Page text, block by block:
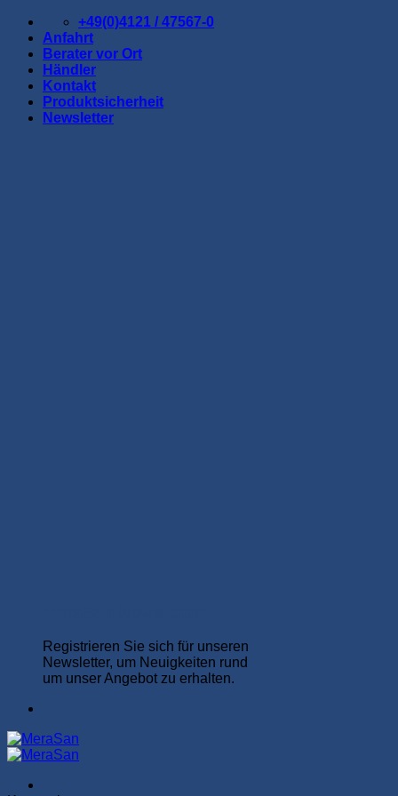
Zum
Inhalt
springen
+49(0)4121 / 47567-0
Anfahrt
Berater vor Ort
Händler
Kontakt
Produktsicherheit
Newsletter
Registrieren Sie sich für unseren
Newsletter, um Neuigkeiten rund
um unser Angebot zu erhalten.